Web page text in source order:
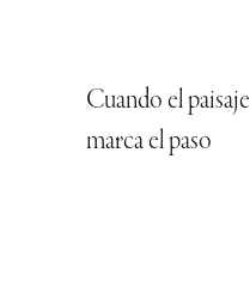
Cuando el paisaje
marca el paso